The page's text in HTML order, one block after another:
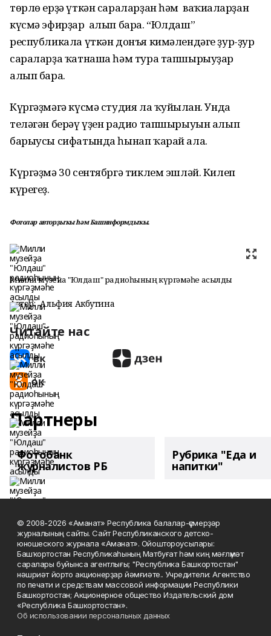
төрлө ерҙә үткән сараларҙан һәм ваҡиғаларҙан
күсмә эфирҙар алып бара. “Юлдаш”
республикала үткән донъя кимәлендәге ҙур-ҙур
сараларҙа ҡатнаша һәм тура тапшырыуҙар
алып бара.
Күргәҙмәгә күсмә студия ла ҡуйылған. Унда
теләгән берәү үҙен радио тапшырыуын алып
барыусы сифатында һынап ҡарай ала.
Күргәҙмә 30 сентябргә тиклем эшләй. Килеп
күрегеҙ.
Фотолар авторҙыҡы һәм Башинформдыҡы.
Милли музейҙа "Юлдаш" радиоһының күргәҙмәһе асылды
Автор: Альфия Акбутина
Читайте нас
Партнеры
Фотобанк
журналистов РБ
Рубрика "Еда и
напитки"
© 2008-2026 «Аманат» Республика балалар-үҫмерҙәр
журналының сайты. Сайт Республиканского детско-
юношеского журнала «Аманат». Ойоштороусылары:
Башҡортостан Республикаһының Матбуғат һәм киң мәғлүмәт
саралары буйынса агентлығы; "Республика Башкортостан"
нәшриәт йорто акционерҙар йәмғиәте.. Учредители: Агентство
по печати и средствам массовой информации Республики
Башкортостан; Акционерное общество Издательский дом
«Республика Башкортостан».
Об использовании персональных данных